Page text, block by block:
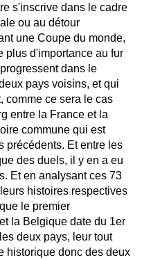
s'inscrive dans le cadre
ou au détour
une Coupe du monde,
plus d'importance au fur
dans le
pays voisins, et qui
comme ce sera le cas
entre la France et la
commune qui est
précédents. Et entre les
des duels, il y en a eu
Et en analysant ces 73
histoires respectives
le premier
la Belgique date du 1er
deux pays, leur tout
historique donc des deux